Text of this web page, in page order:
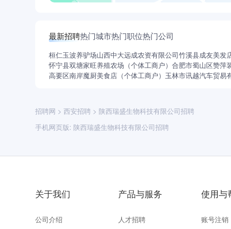
最新招聘热门城市热门职位热门公司
桓仁玉波养驴场山西中大远成农资有限公司竹溪县成友美发
怀宁县双塘家旺养殖农场（个体工商户） 合肥市蜀山区赞萍
高要区南岸魔厨美食店（个体工商户） 玉林市讯越汽车贸易
招聘网 > 西安招聘 > 陕西瑞盛生物科技有限公司招聘
手机网页版: 陕西瑞盛生物科技有限公司招聘
关于我们
公司介绍
产品与服务
人才招聘
使用与
账号注销